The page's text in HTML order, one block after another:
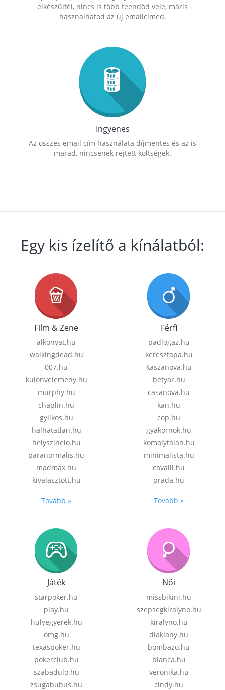
elkészültél, nincs is több teendőd vele, máris
használhatod az új emailcímed.
Ingyenes
Az összes email cím használata díjmentes és az is
marad, nincsenek rejtett költségek.
Egy kis ízelítő a kínálatból:
Film & Zene
alkonyat.hu
walkingdead.hu
007.hu
kulonvelemeny.hu
murphy.hu
chaplin.hu
gyilkos.hu
halhatatlan.hu
helyszinelo.hu
paranormalis.hu
madmax.hu
kivalasztott.hu
Tovább »
Férfi
padlogaz.hu
keresztapa.hu
kaszanova.hu
betyar.hu
casanova.hu
kan.hu
cop.hu
gyakornok.hu
komolytalan.hu
minimalista.hu
cavalli.hu
prada.hu
Tovább »
Játék
starpoker.hu
play.hu
hulyegyerek.hu
omg.hu
texaspoker.hu
pokerclub.hu
szabadulo.hu
zsugabubus.hu
Női
missbikini.hu
szepsegkiralyno.hu
kiralyno.hu
diaklany.hu
bombazo.hu
bianca.hu
veronika.hu
cindy.hu